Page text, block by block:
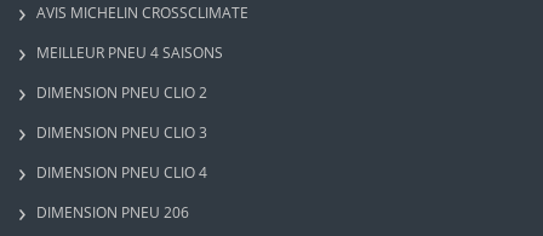
AVIS MICHELIN CROSSCLIMATE
MEILLEUR PNEU 4 SAISONS
DIMENSION PNEU CLIO 2
DIMENSION PNEU CLIO 3
DIMENSION PNEU CLIO 4
DIMENSION PNEU 206